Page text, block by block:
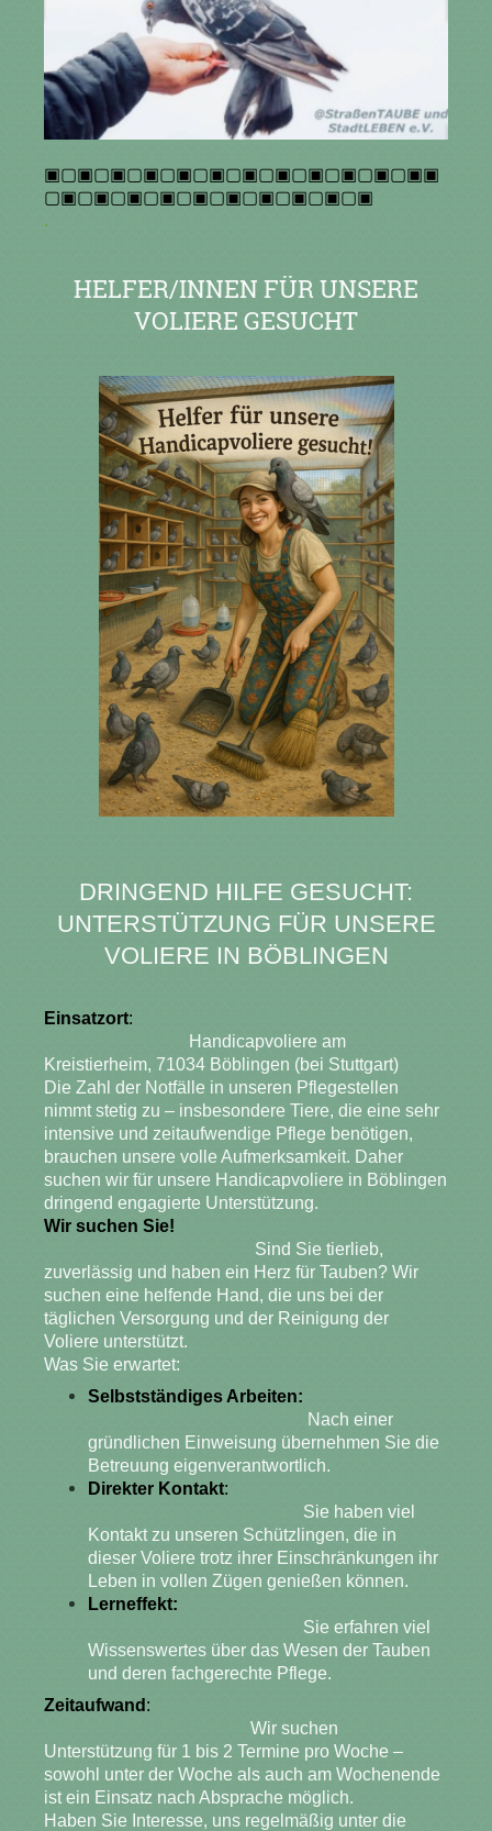
▣▢▣▢▣▢▣▢▣▢▣▢▣▢▣▢▣▢▣▢▣▢▣▣
▢▣▢▣▢▣▢▣▢▣▢▣▢▣▢▣▢▣▢▣
.
HELFER/INNEN FÜR UNSERE
VOLIERE GESUCHT
DRINGEND HILFE GESUCHT:
UNTERSTÜTZUNG FÜR UNSERE
VOLIERE IN BÖBLINGEN
Einsatzort:
Handicapvoliere am
Kreistierheim, 71034 Böblingen (bei Stuttgart)
Die Zahl der Notfälle in unseren Pflegestellen
nimmt stetig zu – insbesondere Tiere, die eine sehr
intensive und zeitaufwendige Pflege benötigen,
brauchen unsere volle Aufmerksamkeit. Daher
suchen wir für unsere Handicapvoliere in Böblingen
dringend engagierte Unterstützung.
Wir suchen Sie!
Sind Sie tierlieb,
zuverlässig und haben ein Herz für Tauben? Wir
suchen eine helfende Hand, die uns bei der
täglichen Versorgung und der Reinigung der
Voliere unterstützt.
Was Sie erwartet:
Selbstständiges Arbeiten:
Nach einer
gründlichen Einweisung übernehmen Sie die
Betreuung eigenverantwortlich.
Direkter Kontakt:
Sie haben viel
Kontakt zu unseren Schützlingen, die in
dieser Voliere trotz ihrer Einschränkungen ihr
Leben in vollen Zügen genießen können.
Lerneffekt:
Sie erfahren viel
Wissenswertes über das Wesen der Tauben
und deren fachgerechte Pflege.
Zeitaufwand:
Wir suchen
Unterstützung für 1 bis 2 Termine pro Woche –
sowohl unter der Woche als auch am Wochenende
ist ein Einsatz nach Absprache möglich.
Haben Sie Interesse, uns regelmäßig unter die